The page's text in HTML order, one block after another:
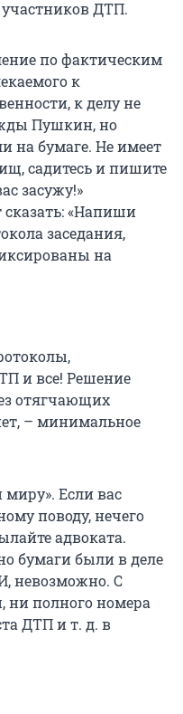
ДТП.
по фактическим
к
к делу не
Пушкин, но
на бумаге. Не имеет
садитесь и пишите
засужу!»
«Напиши
заседания,
на
и все! Решение
отягчающих
– минимальное
миру». Если вас
поводу, нечего
адвоката.
бумаги были в деле
невозможно. С
ни полного номера
ДТП и т. д. в